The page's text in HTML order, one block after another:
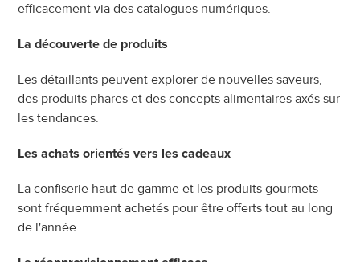
efficacement via des catalogues numériques.
La découverte de produits
Les détaillants peuvent explorer de nouvelles saveurs,
des produits phares et des concepts alimentaires axés sur
les tendances.
Les achats orientés vers les cadeaux
La confiserie haut de gamme et les produits gourmets
sont fréquemment achetés pour être offerts tout au long
de l'année.